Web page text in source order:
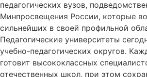
педагогических вузов,
Минпросвещения России, которые
сильнейших в своей профильной
Педагогические университеты
учебно-педагогических округов.
готовит высококлассных
отечественных школ, при этом